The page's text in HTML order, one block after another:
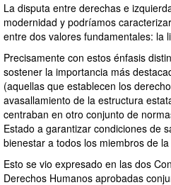
La disputa entre derechas e
modernidad y podríamos
entre dos valores fundamentales: la
Precisamente con estos énfasis
sostener la importancia más
(aquellas que establecen los
avasallamiento de la estructura
centraban en otro conjunto de
Estado a garantizar condiciones de
bienestar a todos los miembros de
Esto se vio expresado en las dos
Derechos Humanos aprobadas